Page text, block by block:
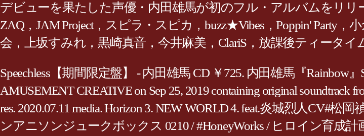
デビューを果たした声優・内田雄馬が初のフル・アルバムをリリ
ZAQ，JAM Project，スピラ・スピカ，buzz★Vibes，Poppin' Party
会，上坂すみれ，黒崎真音，今井麻美，ClariS，放課後ティータイ
Speechless【期間限定盤】 - 内田雄馬 CD ￥725. 内田雄馬『Rainbow』
AMUSEMENT CREATIVE on Sep 25, 2019 containing original soundtrack
res. 2020.07.11 media. Horizon 3. NEW WORLD 4. feat.炎城烈人CV#
ンアニソンジュークボックス 0210 / #HoneyWorks / ヒロイン育成計画